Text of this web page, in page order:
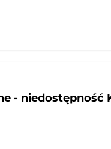
- niedostępność